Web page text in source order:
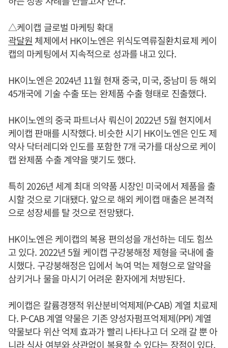
△케이캡 글로벌 마케팅 확대
곽달원 체제에서 HK이노엔은 위식도역류질환치료제 케이
캡의 마케팅에서 지속적으로 성과를 내고 있다.
HK이노엔은 2024년 11월 현재 중국, 미국, 중남미 등 해외
45개국에 기술 수출 또는 완제품 수출 형태로 진출했다.
HK이노엔의 중국 파트너사 뤄신이 2022년 5월 현지에서
케이캡 판매를 시작했다. 비슷한 시기 HK이노엔은 인도 제
약사 닥터레디와 인도를 포함한 7개 국가를 대상으로 케이
캡 완제품 수출 계약을 맺기도 했다.
특히 2026년 세계 최대 의약품 시장인 미국에서 제품을 출
시할 것으로 기대됐다. 앞으로 해외 케이캡 매출은 본격적
으로 성장세를 탈 것으로 전망됐다.
HK이노엔은 케이캡의 복용 편의성을 개선하는 데도 힘쓰
고 있다. 2022년 5월 케이캡 구강붕해정 제형을 국내에 출
시했다. 구강붕해정은 입에서 녹여 먹는 제형으로 알약을
삼키거나 물을 마시기 어려운 환자에게 처방된다.
케이캡은 칼륨경쟁적 위산분비억제제(P-CAB) 계열 치료제
다. P-CAB 계열 약물은 기존 양성자펌프억제제(PPI) 계열
약물보다 위산 억제 효과가 빨리 나타나고 더 오래 갈 뿐 아
니라 식사 여부와 상관없이 복용할 수 있다는 장점이 있다.